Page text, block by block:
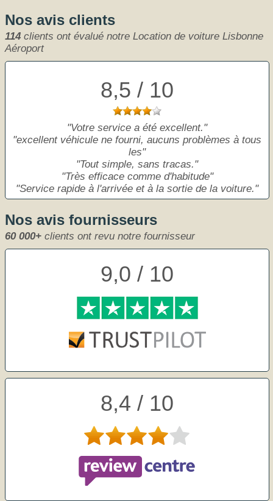
Nos avis clients
114 clients ont évalué notre Location de voiture Lisbonne
Aéroport
8,5 / 10
Votre service a été excellent.
excellent véhicule ne fourni, aucuns problèmes à tous
les
Tout simple, sans tracas.
Très efficace comme d'habitude
Service rapide à l'arrivée et à la sortie de la voiture.
Nos avis fournisseurs
60 000+ clients ont revu notre fournisseur
9,0 / 10
8,4 / 10